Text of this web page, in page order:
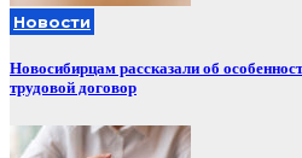
Новости
Новосибирцам рассказали об
трудовой договор